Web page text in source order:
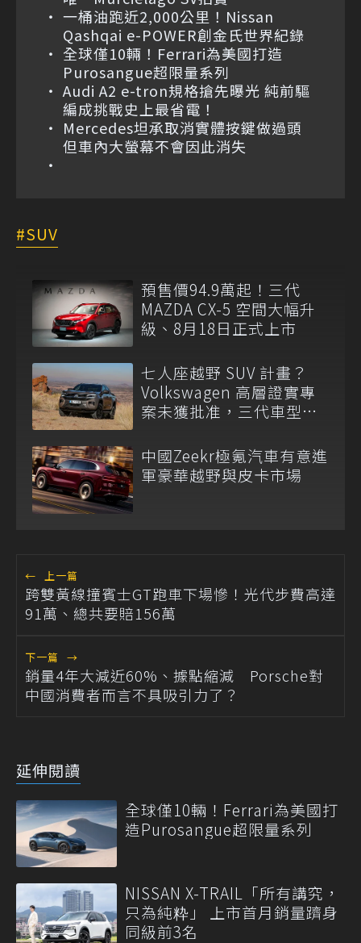
一桶油跑近2,000公里！Nissan
Qashqai e-POWER創金氏世界紀錄
全球僅10輛！Ferrari為美國打造
Purosangue超限量系列
Audi A2 e-tron規格搶先曝光 純前驅
編成挑戰史上最省電！
Mercedes坦承取消實體按鍵做過頭
但車內大螢幕不會因此消失
SUV
預售價94.9萬起！三代
MAZDA CX-5 空間大幅升
級、8月18日正式上市
七人座越野 SUV 計畫？
Volkswagen 高層證實專
案未獲批准，三代車型不
中國Zeekr極氪汽車有意進
軍豪華越野與皮卡市場
← 上一篇
跨雙黃線撞賓士GT跑車下場慘！光代步費高達
91萬、總共要賠156萬
下一篇 →
銷量4年大減近60%、據點縮減 Porsche對
中國消費者而言不具吸引力了？
延伸閱讀
全球僅10輛！Ferrari為美國打
造Purosangue超限量系列
NISSAN X-TRAIL「所有講究，
只為純粋」 上市首月銷量躋身
同級前3名